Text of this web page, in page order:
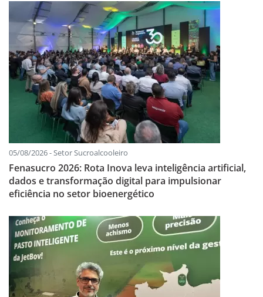
05/08/2026 - Setor Sucroalcooleiro
Fenasucro 2026: Rota Inova leva inteligência artificial,
dados e transformação digital para impulsionar
eficiência no setor bioenergético